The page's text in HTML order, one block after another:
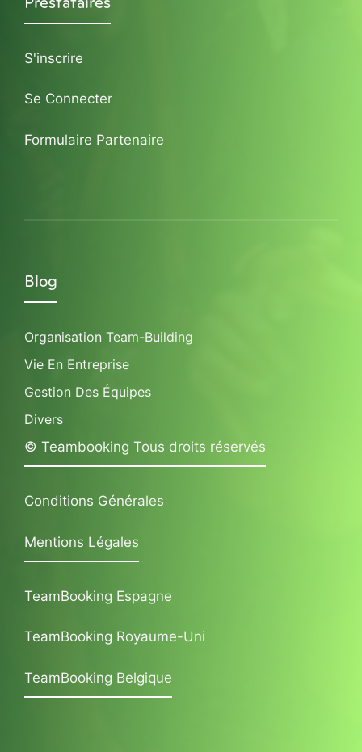
S'inscrire
Se Connecter
Formulaire Partenaire
Blog
Organisation Team-Building
Vie En Entreprise
Gestion Des Équipes
Divers
© Teambooking Tous droits réservés
Conditions Générales
Mentions Légales
TeamBooking Espagne
TeamBooking Royaume-Uni
TeamBooking Belgique